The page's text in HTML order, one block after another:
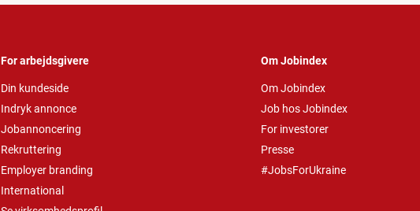
For arbejdsgivere
Din kundeside
Indryk annonce
Jobannoncering
Rekruttering
Employer branding
International
Om Jobindex
Om Jobindex
Job hos Jobindex
For investorer
Presse
#JobsForUkraine